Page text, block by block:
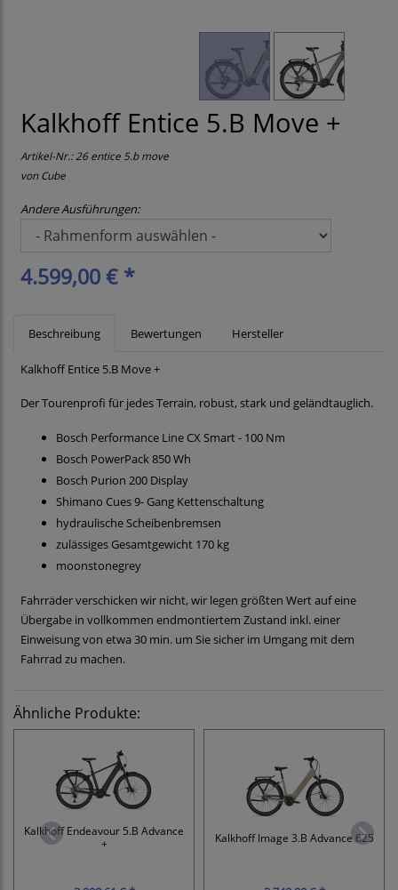
Kalkhoff Entice 5.B Move +
Artikel-Nr.:26 entice 5.b move
vonCube
Andere Ausführungen:
4.599,00 € *
Beschreibung Bewertungen Hersteller
Kalkhoff Entice 5.B Move +
Der Tourenprofi für jedes Terrain, robust, stark und geländtauglich.
Bosch Performance Line CX Smart - 100 Nm
Bosch PowerPack 850 Wh
Bosch Purion 200 Display
Shimano Cues 9- Gang Kettenschaltung
hydraulische Scheibenbremsen
zulässiges Gesamtgewicht 170 kg
moonstonegrey
Fahrräder verschicken wir nicht, wir legen größten Wert auf eine
Übergabe in vollkommen endmontiertem Zustand inkl. einer
Einweisung von etwa 30 min. um Sie sicher im Umgang mit dem
Fahrrad zu machen.
Ähnliche Produkte:
Kalkhoff Endeavour 5.B Advance
+
Kalkhoff Image 3.B Advance 625